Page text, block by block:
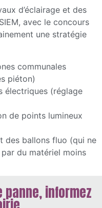
d’éclairage et des
avec le concours
une stratégie
communales
piéton)
électriques (réglage
de points lumineux
des ballons fluo (qui ne
du matériel moins
informez